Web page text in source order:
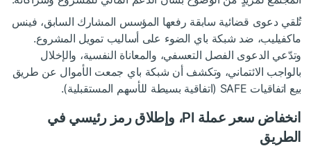
تُلقي دعوى قضائية سابقة رفعها المؤسس المشارك السابق، فينس
ماكفيليب، ضد شبكة باي الضوء على أساليب تمويل المشروع.
وتدّعي الدعوى الفصل التعسفي، والمعاناة النفسية، والإخلال
بالواجب الائتماني، وتكشف أن شبكة باي جمعت الأموال عن طريق
بيع اتفاقيات SAFE (اتفاقية بسيطة للأسهم المستقبلية).
انخفاض سعر عملة PI، وإطلاق رمز رئيسي في
الطريق